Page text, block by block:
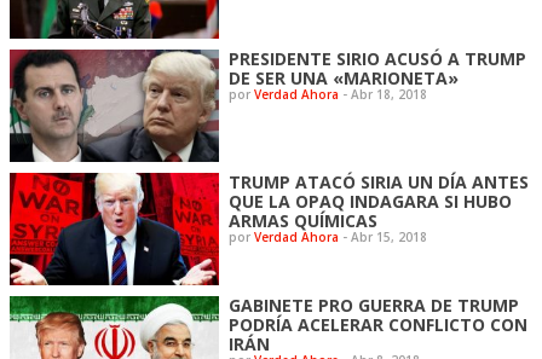
PRESIDENTE SIRIO ACUSÓ A TRUMP
DE SER UNA «MARIONETA»
porVerdad Ahora - Abr 18, 2018
TRUMP ATACÓ SIRIA UN DÍA ANTES
QUE LA OPAQ INDAGARA SI HUBO
ARMAS QUÍMICAS
porVerdad Ahora - Abr 15, 2018
GABINETE PRO GUERRA DE TRUMP
PODRÍA ACELERAR CONFLICTO CON
IRÁN